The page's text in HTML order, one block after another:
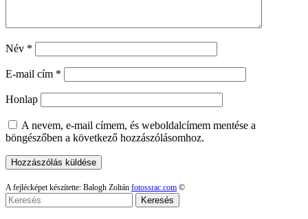
Név *
E-mail cím *
Honlap
A nevem, e-mail címem, és weboldalcímem mentése a
böngészőben a következő hozzászólásomhoz.
A fejlécképet készítette: Balogh Zoltán fotossrac.com ©
Keresés